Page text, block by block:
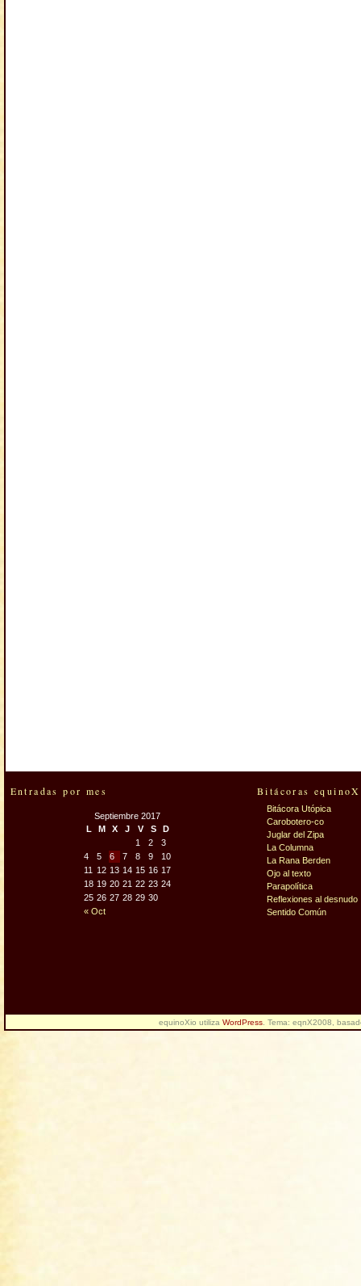
Entradas por mes
Septiembre 2017
L
M X J V S D
« Oct
1 2
3
4
5 6 7 8 9
10
11
12 13 14 15 16 17
18 19 20 21 22 23 24
25 26 27 28 29 30
Bitácoras
Bitácora Utópica
Carobotero-co
Juglar del Zipa
La Columna
La Rana Berden
Ojo al texto
Parapolítica
Reflexiones al desnudo
Sentido Común
equinoXio utiliza WordPress . Tema: eqnX2008,